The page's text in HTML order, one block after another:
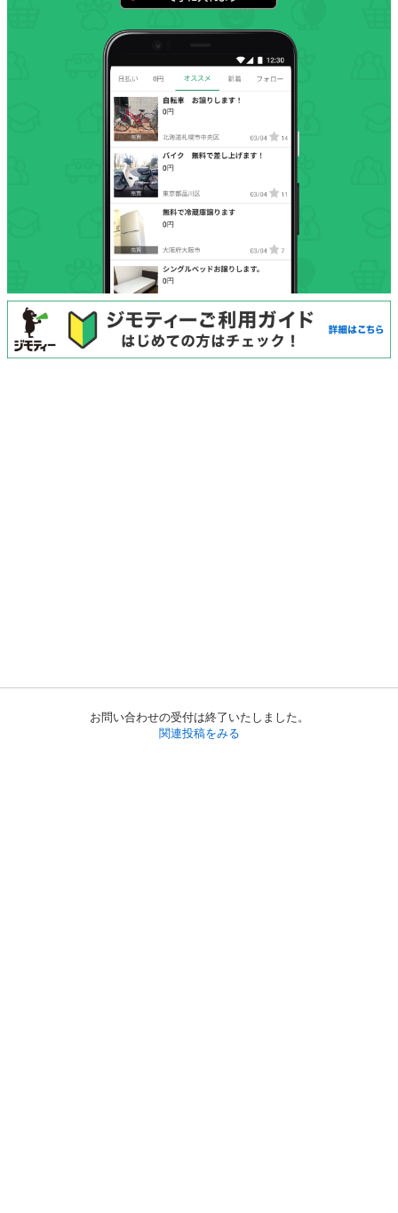
お問い合わせの受付は終了いたしました。
関連投稿をみる